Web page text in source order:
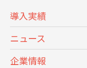
導入実績
ニュース
企業情報